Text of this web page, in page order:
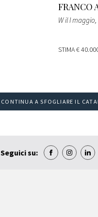
FRANCO
W il I maggio,
STIMA€
CONTINUA A SFOGLIARE IL
Seguici su: